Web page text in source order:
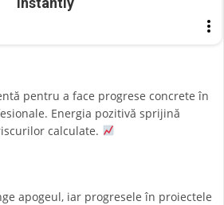
pentru a face progrese concrete în
Energia pozitivă sprijină
calculate.
apogeul, iar progresele în proiectele